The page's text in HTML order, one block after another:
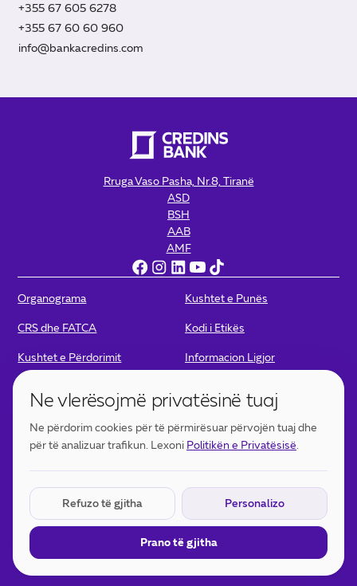
+355 67 605 6278
+355 67 60 60 960
info@bankacredins.com
Rruga Vaso Pasha, Nr.8, Tiranë
ASD
BSH
AAB
AMF
Organograma Kushtet e Punës
CRS dhe FATCA Kodi i Etikës
Kushtet e Përdorimit Informacion Ligjor
përdorimit
Privatësisë
Ne vlerësojmë privatësinë tuaj
Ne përdorim cookies për të përmirësuar përvojën tuaj dhe
për të analizuar trafikun. Lexoni Politikën e Privatësisë.
Cookies Thelbësore E DETYRUESHME
Të nevojshme për funksionimin e faqes. Nuk mund të
çaktivizohen.
OPSIONALE
Na ndihmojnë të kuptojmë si ndërveprojnë vizitorët
me faqen tonë.
Refuzo të gjitha Personalizo
Prano të gjitha